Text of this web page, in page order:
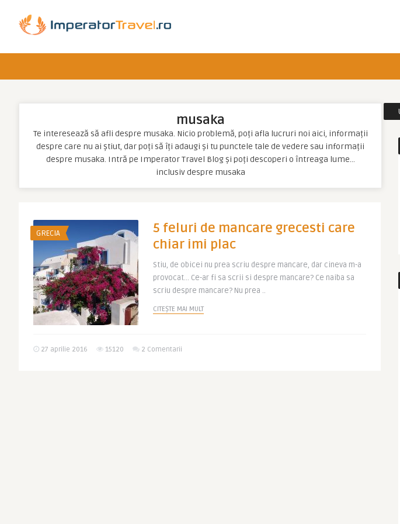
musaka
Te interesează să afli despre musaka. Nicio problemă, poți afla lucruri noi aici, informații
despre care nu ai știut, dar poți să îți adaugi și tu punctele tale de vedere sau informații
despre musaka. Intră pe Imperator Travel Blog și poți descoperi o întreaga lume…
inclusiv despre musaka
GRECIA
5 feluri de mancare grecesti care
chiar imi plac
Stiu, de obicei nu prea scriu despre mancare, dar cineva m-a
provocat… Ce-ar fi sa scrii si despre mancare? Ce naiba sa
scriu despre mancare? Nu prea ..
CITEȘTE MAI MULT
27 aprilie 2016 15120 2 Comentarii